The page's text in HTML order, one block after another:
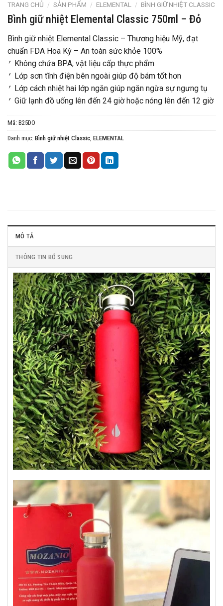
TRANG CHỦ / SẢN PHẨM / ELEMENTAL / BÌNH GIỮ NHIỆT CLASSIC
Bình giữ nhiệt Elemental Classic 750ml – Đỏ
Bình giữ nhiệt Elemental Classic – Thương hiệu Mỹ, đạt
chuẩn FDA Hoa Kỳ – An toàn sức khỏe 100%
⎖ Không chứa BPA, vật liệu cấp thực phẩm
⎖ Lớp sơn tĩnh điện bên ngoài giúp độ bám tốt hơn
⎖ Lớp cách nhiệt hai lớp ngăn giúp ngăn ngừa sự ngưng tụ
⎖ Giữ lạnh đồ uống lên đến 24 giờ hoặc nóng lên đến 12 giờ
Mã: B25DO
Danh mục: Bình giữ nhiệt Classic, ELEMENTAL
MÔ TẢ
THÔNG TIN BỔ SUNG